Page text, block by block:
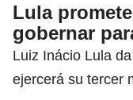
Lula
gobernar
Luiz Inácio Lula
ejercerá su tercer